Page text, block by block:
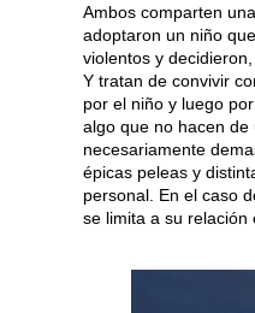
Ambos comparten
adoptaron un niño
violentos y
Y tratan de convivir
por el niño y luego
algo que no hacen de
necesariamente
épicas peleas y
personal. En el caso
se limita a su relación